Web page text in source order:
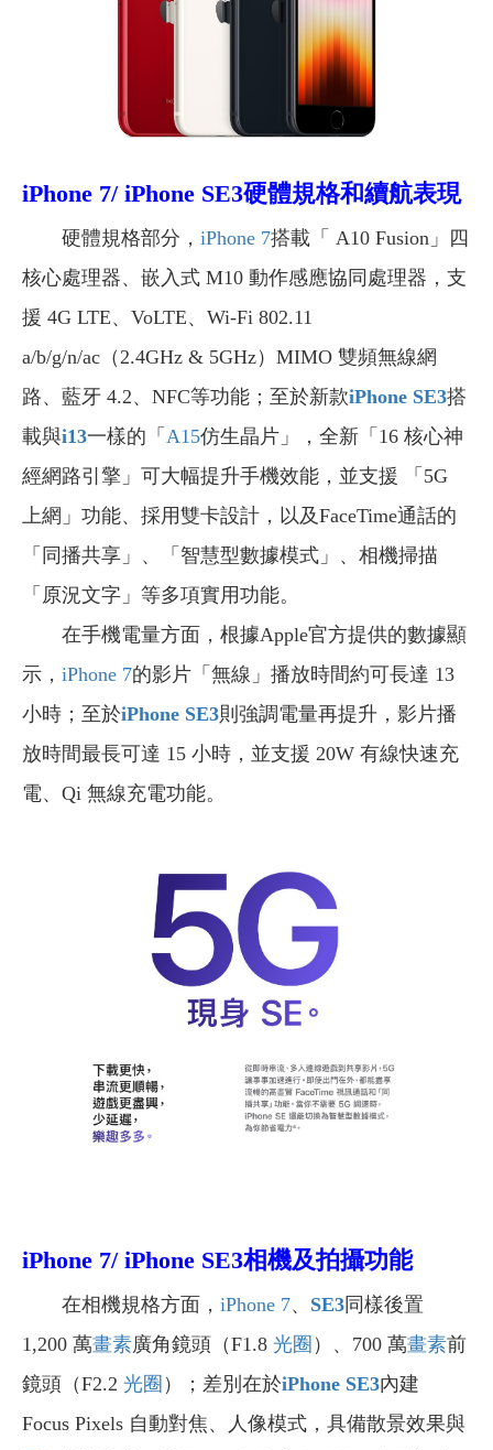
iPhone 7/ iPhone SE3硬體規格和續航表現
硬體規格部分， iPhone 7搭載「 A10 Fusion」四
核心處理器、嵌入式 M10 動作感應協同處理器，支
援 4G LTE、VoLTE、Wi-Fi 802.11
a/b/g/n/ac（2.4GHz & 5GHz）MIMO 雙頻無線網
路、藍牙 4.2、NFC等功能；至於新款iPhone SE3搭
載與i13一樣的「 A15仿生晶片」，全新「16 核心神
經網路引擎」可大幅提升手機效能，並支援 「5G
上網」功能、採用雙卡設計，以及FaceTime通話的
「同播共享」、「智慧型數據模式」、相機掃描
「原況文字」等多項實用功能。
在手機電量方面，根據Apple官方提供的數據顯
示， iPhone 7的影片「無線」播放時間約可長達 13
小時；至於iPhone SE3則強調電量再提升，影片播
放時間最長可達 15 小時，並支援 20W 有線快速充
電、Qi 無線充電功能。
iPhone 7/ iPhone SE3相機及拍攝功能
在相機規格方面， iPhone 7、 SE3同樣後置
1,200 萬畫素廣角鏡頭（F1.8 光圈 ）、700 萬畫素前
鏡頭（F2.2 光圈 ）；差別在於iPhone SE3內建
Focus Pixels 自動對焦、人像模式，具備散景效果與